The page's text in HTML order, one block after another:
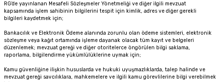
RG’de yayınlanan Mesafeli Sözleşmeler Yönetmeliği ve diğer ilgili mevzuat
kapsamında işlem sahibinin bilgilerini tespit için kimlik, adres ve diğer gerekli
bilgileri kaydetmek için;
Bankacılık ve Elektronik Ödeme alanında zorunlu olan ödeme sistemleri, elektronik
sözleşme veya kağıt ortamında işleme dayanak olacak tüm kayıt ve belgeleri
düzenlemek; mevzuat gereği ve diğer otoritelerce öngörülen bilgi saklama,
raporlama, bilgilendirme yükümlülüklerine uymak için;
Kamu güvenliğine ilişkin hususlarda ve hukuki uyuşmazlıklarda, talep halinde ve
mevzuat gereği savcılıklara, mahkemelere ve ilgili kamu görevlilerine bilgi verebilmek